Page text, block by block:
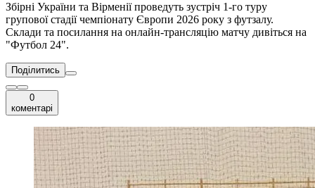
Збірні України та Вірменії проведуть зустріч 1-го туру
групової стадії чемпіонату Європи 2026 року з футзалу.
Склади та посилання на онлайн-трансляцію матчу дивіться на
"Футбол 24".
Поділитись
0
коментарі